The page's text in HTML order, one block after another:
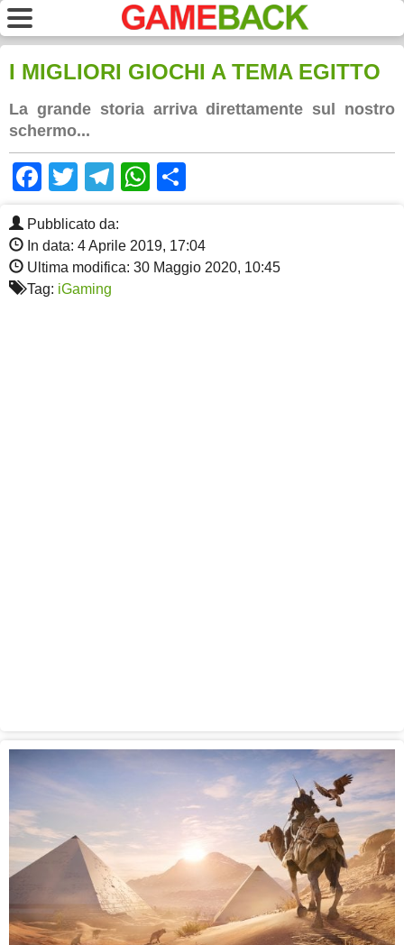
I MIGLIORI GIOCHI A TEMA EGITTO
La grande storia arriva direttamente sul nostro
schermo...
Facebook
TwitterTelegram
WhatsApp
Pubblicato da:
In data: 4 Aprile 2019, 17:04
Ultima modifica: 30 Maggio 2020, 10:45
Tag: iGaming